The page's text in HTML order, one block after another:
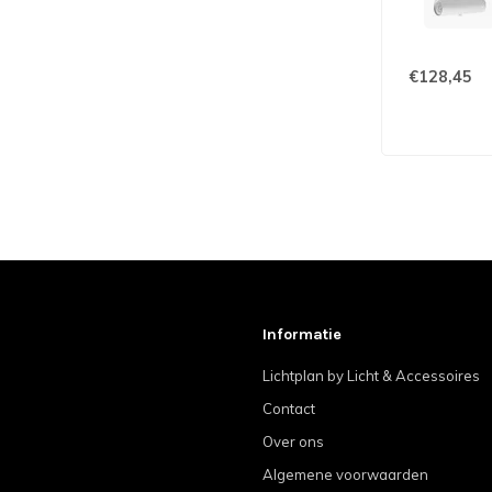
€128,45
Informatie
Lichtplan by Licht & Accessoires
Contact
Over ons
Algemene voorwaarden